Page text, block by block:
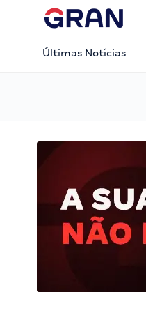
Últimas Notícias